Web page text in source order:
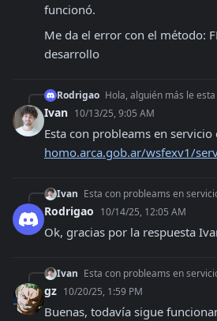
funcionó.
Me da el error con el método:
desarrollo
Rodrigao Hola, alguién más le esta dando este error: 503 -
Ivan 10/13/25, 9:05 AM
Esta con probleams en servicio
homo.arca.gob.ar/wsfexv1/
Ivan Esta con probleams en servicio en dev https://
Rodrigao 10/14/25, 12:05 AM
Ok, gracias por la respuesta
Ivan Esta con probleams en servicio en dev https://
gz 10/20/25, 1:59 PM
Buenas, todavía sigue